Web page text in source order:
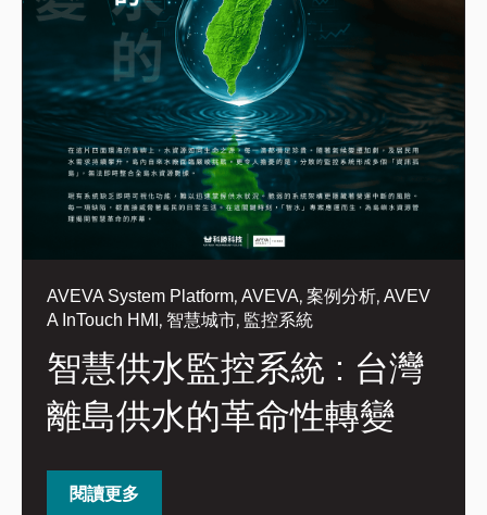
AVEVA System Platform,AVEVA,案例分析,AVEV
A InTouch HMI , 智慧城市, 監控系統
智慧供水監控系統 : 台灣
離島供水的革命性轉變
閱讀更多